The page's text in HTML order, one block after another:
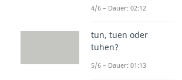
4/6 – Dauer: 02:12
tun, tuen oder
tuhen?
5/6 – Dauer: 01:13